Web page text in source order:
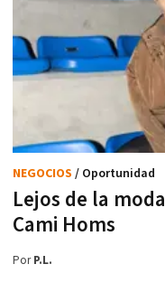
Lejos de la
Cami Homs
NEGOCIOS / Oportunidad
PorP.L.